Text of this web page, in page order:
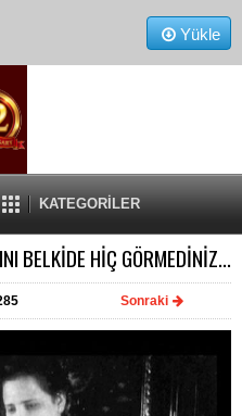
Yükle
KATEGORİLER
BELKİDE HİÇ GÖRMEDİNİZ...
Sonraki